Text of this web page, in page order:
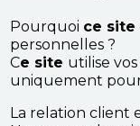
Pourquoi ce site
personnelles ?
Ce site utilise
uniquement pour
La relation client